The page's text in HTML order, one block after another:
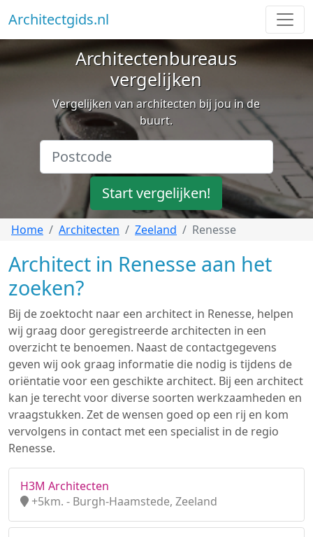
Architectgids.nl
Architectenbureaus
vergelijken
Vergelijken van architecten bij jou in de
buurt.
Start vergelijken!
Home Architecten Zeeland Renesse
Architect in Renesse aan het
zoeken?
Bij de zoektocht naar een architect in Renesse, helpen
wij graag door geregistreerde architecten in een
overzicht te benoemen. Naast de contactgegevens
geven wij ook graag informatie die nodig is tijdens de
oriëntatie voor een geschikte architect. Bij een architect
kan je terecht voor diverse soorten werkzaamheden en
vraagstukken. Zet de wensen goed op een rij en kom
vervolgens in contact met een specialist in de regio
Renesse.
H3M Architecten
+5km. - Burgh-Haamstede, Zeeland